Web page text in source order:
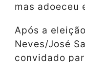
mas adoeceu
Após a
Neves/José
convidado